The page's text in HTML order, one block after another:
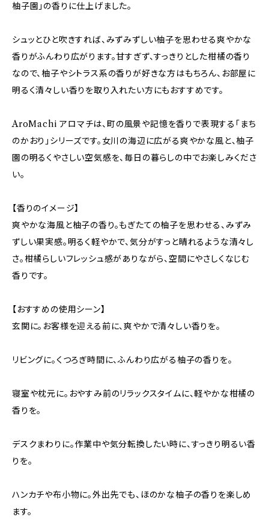
柚子園」の香りに仕上げました。
シュッとひと吹きすれば、みずみずしい柚子を思わせる爽やかな
香りがふんわり広がります。甘すぎず、すっきりとした柑橘の香り
なので、柚子やシトラス系の香りが好きな方はもちろん、お部屋に
明るく清々しい香りを取り入れたい方にもおすすめです。
AroMachi アロマチは、町の風景や記憶を香りで表現する「まち
のかおり」シリーズです。女川の海辺に広がる爽やかな風と、柚子
園の明るくやさしい空気感を、毎日の暮らしの中でお楽しみくださ
い。
【香りのイメージ】
爽やかな海風と柚子の香り。もぎたての柚子を思わせる、みずみ
ずしい果実感。明るく軽やかで、気分がすっと晴れるような清々し
さ。柑橘らしいフレッシュ感がありながら、空間にやさしくなじむ
香りです。
【おすすめの使用シーン】
玄関に。お客様を迎える前に、爽やかで清々しい香りを。
リビングに。くつろぎ時間に、ふんわり広がる柚子の香りを。
寝室や枕元に。おやすみ前のリラックスタイムに、軽やかな柑橘の
香りを。
デスクまわりに。作業中や気分転換したい時に、すっきり明るい香
りを。
ハンカチや布小物に。外出先でも、ほのかな柚子の香りを楽しめ
ます。